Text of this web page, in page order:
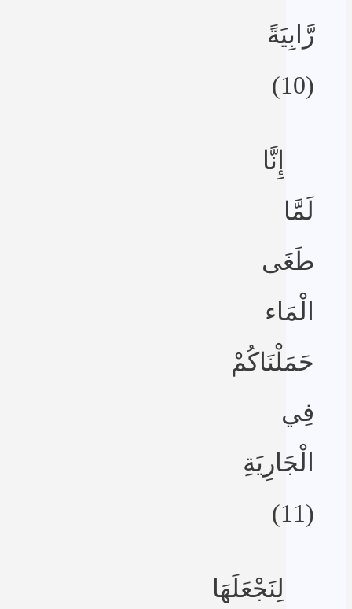
رَّابِيَةً
(10)
إِنَّا
لَمَّا
طَغَى
الْمَاء
حَمَلْنَاكُمْ
فِي
الْجَارِيَةِ
(11)
لِنَجْعَلَهَا